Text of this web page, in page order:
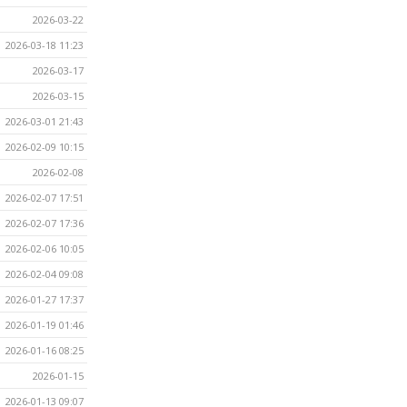
2026-03-22
2026-03-18 11:23
2026-03-17
2026-03-15
2026-03-01 21:43
2026-02-09 10:15
2026-02-08
2026-02-07 17:51
2026-02-07 17:36
2026-02-06 10:05
2026-02-04 09:08
2026-01-27 17:37
2026-01-19 01:46
2026-01-16 08:25
2026-01-15
2026-01-13 09:07